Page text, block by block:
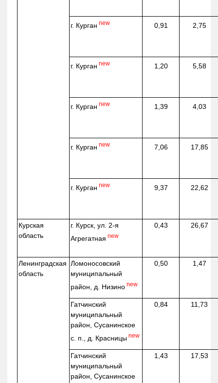
г. Курган new 0,91 2,75
г. Курган new 1,20 5,58
г. Курган new 1,39 4,03
г. Курган new 7,06 17,85
г. Курган new 9,37 22,62
Курская
область
г. Курск, ул. 2-я
Агрегатная new
0,43 26,67
Ленинградская
область
Ломоносовский
муниципальный
район, д. Низино new
0,50 1,47
Гатчинский
муниципальный
район, Сусанинское
с. п., д. Красницы new
0,84 11,73
Гатчинский
муниципальный
район, Сусанинское
1,43 17,53